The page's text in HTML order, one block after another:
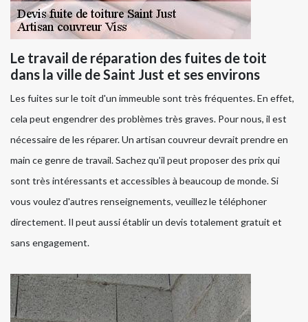
Le travail de réparation des fuites de toit
dans la ville de Saint Just et ses environs
Les fuites sur le toit d'un immeuble sont très fréquentes. En effet,
cela peut engendrer des problèmes très graves. Pour nous, il est
nécessaire de les réparer. Un artisan couvreur devrait prendre en
main ce genre de travail. Sachez qu'il peut proposer des prix qui
sont très intéressants et accessibles à beaucoup de monde. Si
vous voulez d'autres renseignements, veuillez le téléphoner
directement. Il peut aussi établir un devis totalement gratuit et
sans engagement.